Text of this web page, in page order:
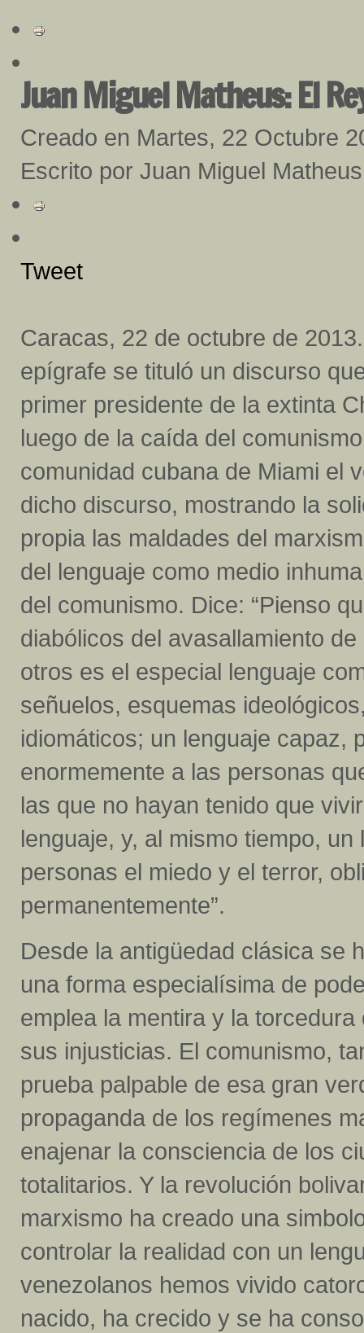
Juan Miguel Matheus: El
Creado en Martes, 22 Octubre
Escrito por Juan Miguel Matheus
Tweet
Caracas, 22 de octubre de
epígrafe se tituló un discurso
primer presidente de la extinta
luego de la caída del
comunidad cubana de Miami el
dicho discurso, mostrando la
propia las maldades del
del lenguaje como medio
del comunismo. Dice: “Pienso
diabólicos del avasallamiento
otros es el especial lenguaje
señuelos, esquemas
idiomáticos; un lenguaje capaz,
enormemente a las personas
las que no hayan tenido que
lenguaje, y, al mismo tiempo,
personas el miedo y el terror,
permanentemente”.
Desde la antigüedad clásica se
una forma especialísima de
emplea la mentira y la
sus injusticias. El comunismo,
prueba palpable de esa gran
propaganda de los regímenes
enajenar la consciencia de los
totalitarios. Y la revolución
marxismo ha creado una
controlar la realidad con un
venezolanos hemos vivido
nacido, ha crecido y se ha